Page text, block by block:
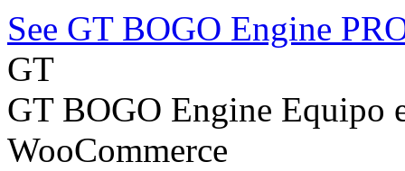
See GT BOGO Engine
GT
GT BOGO Engine Equipo
WooCommerce